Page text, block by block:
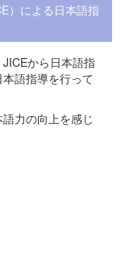
）による日本語指
から日本語指
語指導を行って
力の向上を感じ